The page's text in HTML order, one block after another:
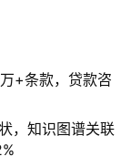
+条款，贷款咨
，知识图谱关联